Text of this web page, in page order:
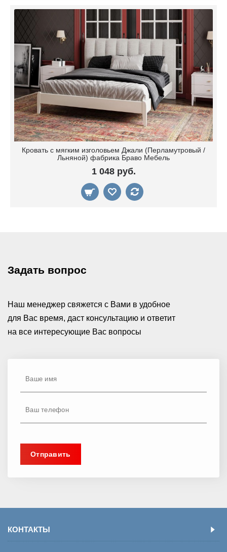
Кровать с мягким изголовьем Джали (Перламутровый /
Льняной) фабрика Браво Мебель
1 048 руб.
Задать вопрос
Наш менеджер свяжется с Вами в удобное
для Вас время, даст консультацию и ответит
на все интересующие Вас вопросы
КОНТАКТЫ